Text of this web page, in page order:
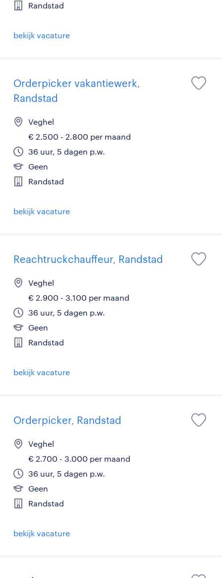
Randstad
bekijk vacature
Orderpicker vakantiewerk,
Randstad
Veghel
€ 2.500 - 2.800 per maand
36 uur, 5 dagen p.w.
Geen
Randstad
bekijk vacature
Reachtruckchauffeur, Randstad
Veghel
€ 2.900 - 3.100 per maand
36 uur, 5 dagen p.w.
Geen
Randstad
bekijk vacature
Orderpicker, Randstad
Veghel
€ 2.700 - 3.000 per maand
36 uur, 5 dagen p.w.
Geen
Randstad
bekijk vacature